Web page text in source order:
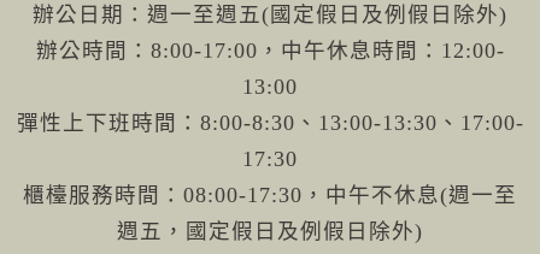
辦公日期：週一至週五(國定假日及例假日除外)
辦公時間：8:00-17:00，中午休息時間：12:00-
13:00
彈性上下班時間：8:00-8:30、13:00-13:30、17:00-
17:30
櫃檯服務時間：08:00-17:30，中午不休息(週一至
週五，國定假日及例假日除外)